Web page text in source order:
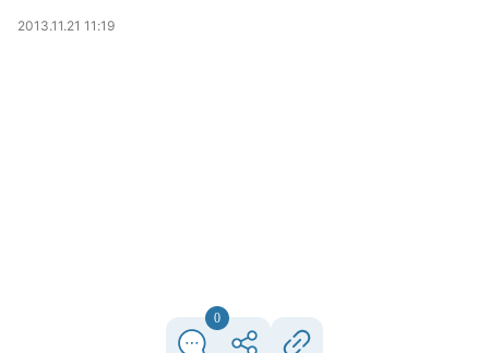
2013.11.21 11:19
0